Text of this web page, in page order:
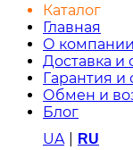
Каталог
Главная
О компании
Доставка и
Гарантия и
Обмен и
Блог
UA
RU